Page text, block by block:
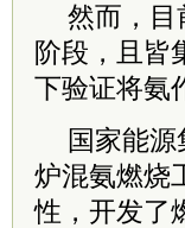
然而，目
阶段，且皆
下验证将氨
国家能
炉混氨燃烧
性，开发了